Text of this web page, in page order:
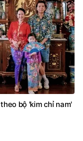
bộ 'kim chỉ nam'